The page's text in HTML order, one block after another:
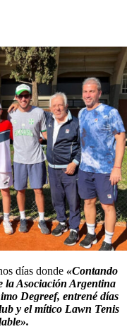
días donde «Contando
la Asociación Argentina
Degreef, entrené días
y el mítico Lawn Tenis